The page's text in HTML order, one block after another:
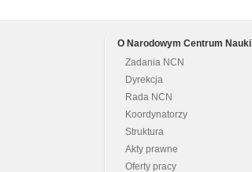
O Narodowym Centrum Nauki
Zadania NCN
Dyrekcja
Rada NCN
Koordynatorzy
Struktura
Akty prawne
Oferty pracy